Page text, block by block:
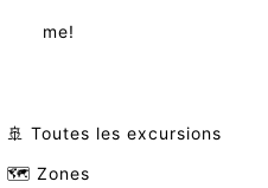
me!
🚢 Toutes les excursions
🗺️ Zones